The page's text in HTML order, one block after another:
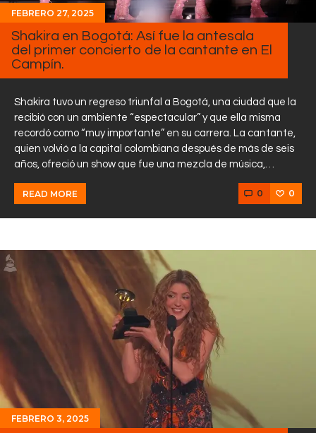
Sobre Nosotros
Contactos
FEBRERO 27, 2025
Shakira en Bogotá: Así fue la antesala
del primer concierto de la cantante en El
Campín.
Shakira tuvo un regreso triunfal a Bogotá, una ciudad que la
recibió con un ambiente “espectacular” y que ella misma
recordó como “muy importante” en su carrera. La cantante,
quien volvió a la capital colombiana después de más de seis
años, ofreció un show que fue una mezcla de música,…
READ MORE 0 0
FEBRERO 3, 2025